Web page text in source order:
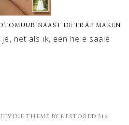
NAAST DE TRAP MAKEN
net als ik, een hele saaie
DIVINE THEME BY RESTORED 316